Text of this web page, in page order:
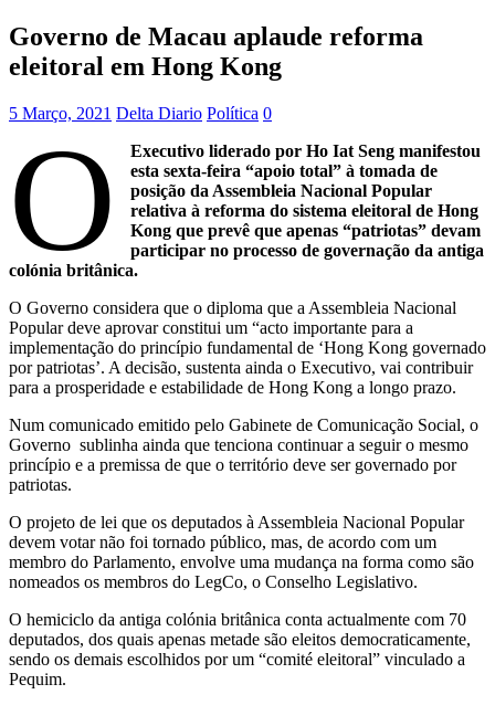
Governo de Macau aplaude reforma
eleitoral em Hong Kong
5 Março, 2021 Delta Diario Política 0
O
Executivo liderado por Ho Iat Seng manifestou
esta sexta-feira “apoio total” à tomada de
posição da Assembleia Nacional Popular
relativa à reforma do sistema eleitoral de Hong
Kong que prevê que apenas “patriotas” devam
participar no processo de governação da antiga
colónia britânica.
O Governo considera que o diploma que a Assembleia Nacional
Popular deve aprovar constitui um “acto importante para a
implementação do princípio fundamental de ‘Hong Kong governado
por patriotas’. A decisão, sustenta ainda o Executivo, vai contribuir
para a prosperidade e estabilidade de Hong Kong a longo prazo.
Num comunicado emitido pelo Gabinete de Comunicação Social, o
Governo sublinha ainda que tenciona continuar a seguir o mesmo
princípio e a premissa de que o território deve ser governado por
patriotas.
O projeto de lei que os deputados à Assembleia Nacional Popular
devem votar não foi tornado público, mas, de acordo com um
membro do Parlamento, envolve uma mudança na forma como são
nomeados os membros do LegCo, o Conselho Legislativo.
O hemiciclo da antiga colónia britânica conta actualmente com 70
deputados, dos quais apenas metade são eleitos democraticamente,
sendo os demais escolhidos por um “comité eleitoral” vinculado a
Pequim.